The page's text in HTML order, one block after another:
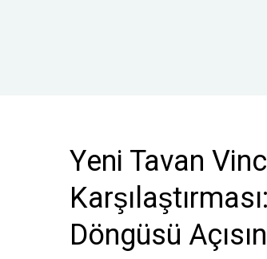
Yeni Tavan
Döngüsü